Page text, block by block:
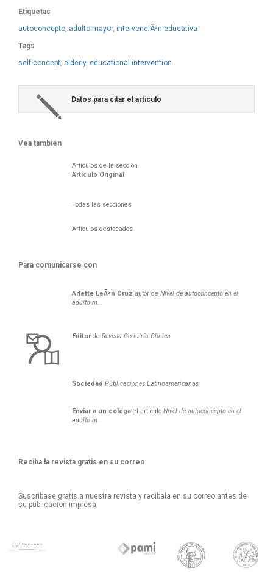
Etiquetas
autoconcepto, adulto mayor, intervenciÃ³n educativa
Tags
self-concept, elderly, educational intervention
Datos para citar el articulo
Vea también
Artículos de la sección
Artículo Original
Todas las secciones
Artículos destacados
Para comunicarse con
Arlette LeÃ³n Cruz autor de Nivel de autoconcepto en el
adulto m...
Editorde Revista Geriatría Clí­nica
Sociedad Publicaciones Latinoamericanas
Enviar a un colegael articuloNivel de autoconcepto en el
adulto m...
Reciba la revista gratis en su correo
Suscribase gratis a nuestra revista y recibala en su correo antes de
su publicacion impresa.